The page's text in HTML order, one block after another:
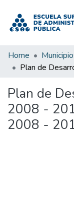
Home
Plan de
2008 -
2008 -